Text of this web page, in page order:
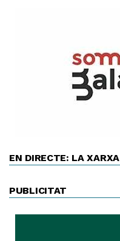
EN DIRECTE: LA XARXA
PUBLICITAT